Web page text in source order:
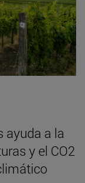
ayuda a la
y el CO2